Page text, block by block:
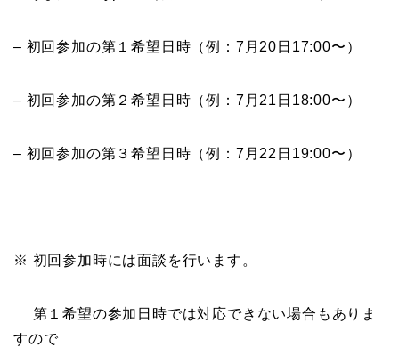
– 初回参加の第１希望日時（例：7月20日17:00〜）
– 初回参加の第２希望日時（例：7月21日18:00〜）
– 初回参加の第３希望日時（例：7月22日19:00〜）
※ 初回参加時には面談を行います。
第１希望の参加日時では対応できない場合もありま
すので